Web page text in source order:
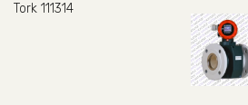
Tork 111314